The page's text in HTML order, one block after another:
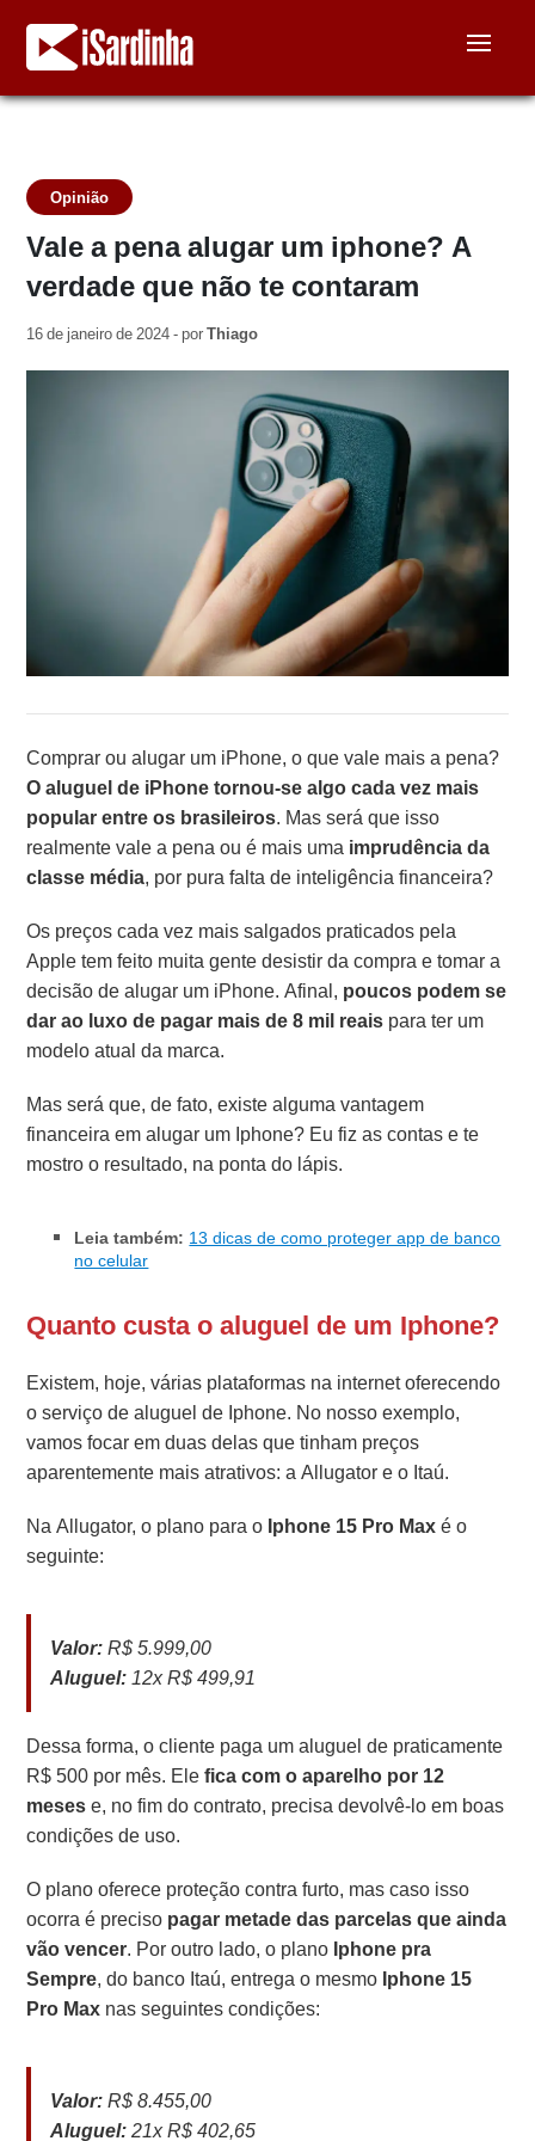
Opinião
Vale a pena alugar um iphone? A
verdade que não te contaram
16 de janeiro de 2024 - porThiago
Comprar ou alugar um iPhone, o que vale mais a pena?
O aluguel de iPhone tornou-se algo cada vez mais
popular entre os brasileiros. Mas será que isso
realmente vale a pena ou é mais uma imprudência da
classe média, por pura falta de inteligência financeira?
Os preços cada vez mais salgados praticados pela
Apple tem feito muita gente desistir da compra e tomar a
decisão de alugar um iPhone. Afinal, poucos podem se
dar ao luxo de pagar mais de 8 mil reais para ter um
modelo atual da marca.
Mas será que, de fato, existe alguma vantagem
financeira em alugar um Iphone? Eu fiz as contas e te
mostro o resultado, na ponta do lápis.
Leia também: 13 dicas de como proteger app de banco
no celular
Quanto custa o aluguel de um Iphone?
Existem, hoje, várias plataformas na internet oferecendo
o serviço de aluguel de Iphone. No nosso exemplo,
vamos focar em duas delas que tinham preços
aparentemente mais atrativos: a Allugator e o Itaú.
Na Allugator, o plano para o Iphone 15 Pro Maxé o
seguinte:
Valor:R$ 5.999,00
Aluguel:12x R$ 499,91
Dessa forma, o cliente paga um aluguel de praticamente
R$ 500 por mês. Elefica com o aparelho por 12
mesese, no fim do contrato, precisa devolvê-lo em boas
condições de uso.
O plano oferece proteção contra furto, mas caso isso
ocorra é preciso pagar metade das parcelas que ainda
vão vencer. Por outro lado, o plano Iphone pra
Sempre, do banco Itaú, entrega o mesmo Iphone 15
Pro Max nas seguintes condições:
Valor:R$ 8.455,00
Aluguel:21x R$ 402,65